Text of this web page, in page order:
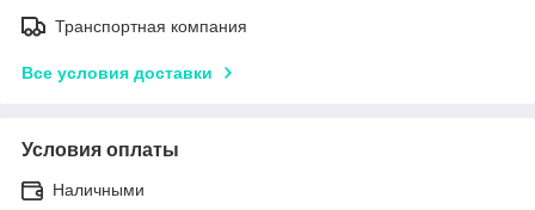
Транспортная компания
Все условия доставки
Условия оплаты
Наличными